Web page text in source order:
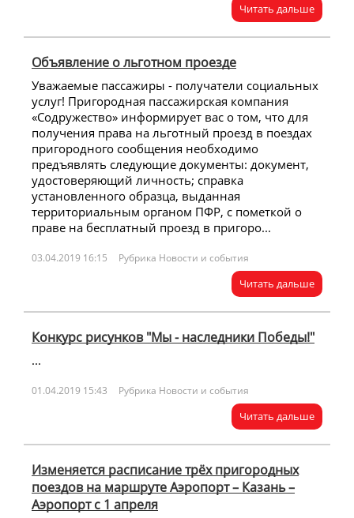
Читать дальше
Объявление о льготном проезде
Уважаемые пассажиры - получатели социальных
услуг! Пригородная пассажирская компания
«Содружество» информирует вас о том, что для
получения права на льготный проезд в поездах
пригородного сообщения необходимо
предъявлять следующие документы: документ,
удостоверяющий личность; справка
установленного образца, выданная
территориальным органом ПФР, с пометкой о
праве на бесплатный проезд в пригоро...
03.04.2019 16:15 Рубрика Новости и события
Читать дальше
Конкурс рисунков "Мы - наследники Победы!"
...
01.04.2019 15:43 Рубрика Новости и события
Читать дальше
Изменяется расписание трёх пригородных
поездов на маршруте Аэропорт – Казань –
Аэропорт с 1 апреля